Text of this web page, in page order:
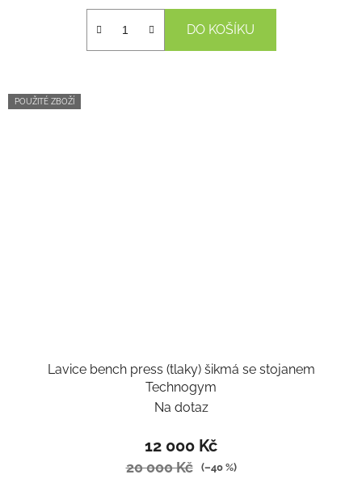
DO KOŠÍKU
POUŽITÉ ZBOŽÍ
Lavice bench press (tlaky) šikmá se stojanem
Technogym
Na dotaz
12 000 Kč
20 000 Kč (–40 %)